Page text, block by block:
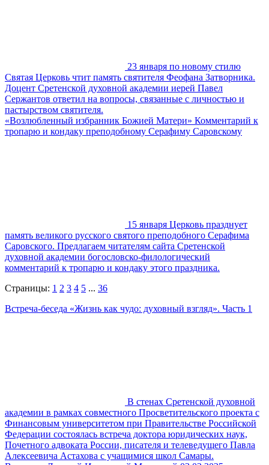
23 января по новому стилю
Святая Церковь чтит память святителя Феофана Затворника.
Доцент Сретенской духовной академии иерей Павел
Сержантов ответил на вопросы, связанные с личностью и
пастырством святителя.
«Возлюбленный избранник Божией Матери» Комментарий к
тропарю и кондаку преподобному Серафиму Саровскому
15 января Церковь празднует
память великого русского святого преподобного Серафима
Саровского. Предлагаем читателям сайта Сретенской
духовной академии богословско-филологический
комментарий к тропарю и кондаку этого праздника.
Страницы: 1 2 3 4 5 ... 36
Встреча-беседа «Жизнь как чудо: духовный взгляд». Часть 1
В стенах Сретенской духовной
академии в рамках совместного Просветительского проекта с
Финансовым университетом при Правительстве Российской
Федерации состоялась встреча доктора юридических наук,
Почетного адвоката России, писателя и телеведущего Павла
Алексеевича Астахова с учащимися школ Самары.